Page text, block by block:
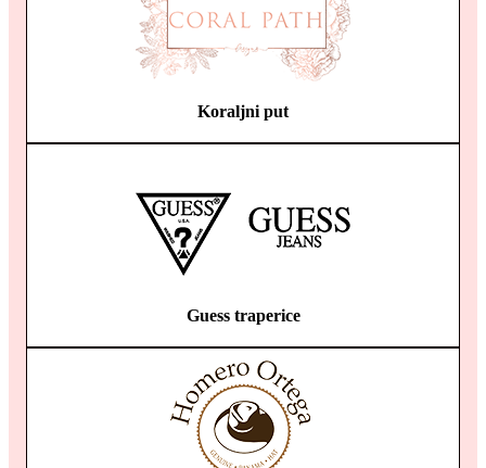
Koraljni put
Guess traperice